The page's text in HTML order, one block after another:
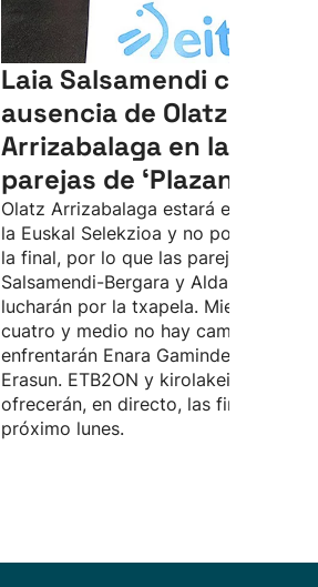
Laia Salsamendi cubrirá
ausencia de Olatz
Arrizabalaga en la final
parejas de ‘Plazandreak'
Olatz Arrizabalaga estará en Chile
la Euskal Selekzioa y no podrá
la final, por lo que las parejas
Salsamendi-Bergara y Aldai-Arrillaga
lucharán por la txapela. Mientras, en
cuatro y medio no hay cambios, se
enfrentarán Enara Gaminde e Itxaso
Erasun. ETB2ON y kirolakeitb.eus
ofrecerán, en directo, las finales el
próximo lunes.